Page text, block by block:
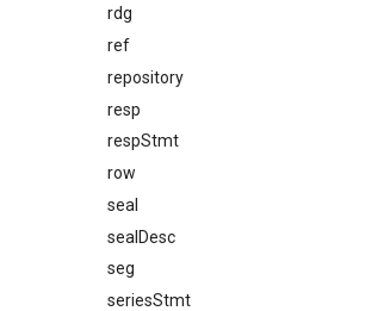
rdg
ref
repository
resp
respStmt
row
seal
sealDesc
seg
seriesStmt